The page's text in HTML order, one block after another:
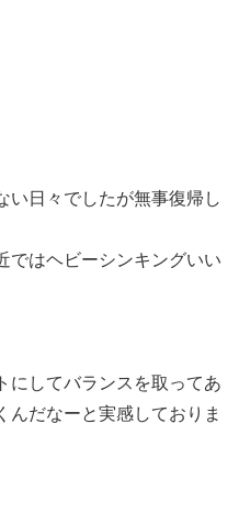
い日々でしたが無事復帰し
ではヘビーシンキングいい
にしてバランスを取ってあ
んだなーと実感しておりま